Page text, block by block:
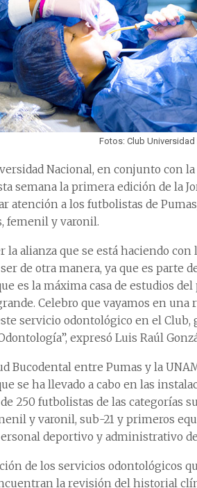
Fotos: Club Universidad
Nacional, en conjunto con
semana la primera edición de la
atención a los futbolistas de
femenil y varonil.
la alianza que se está haciendo
de otra manera, ya que es parte
es la máxima casa de estudios
Celebro que vayamos en
servicio odontológico en el
expresó Luis Raúl
Bucodental entre Pumas y la
se ha llevado a cabo en las
250 futbolistas de las categorías
y varonil, sub-21 y primeros
deportivo y administrativo
de los servicios odontológicos
la revisión del historial